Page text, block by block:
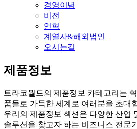
경영이념
비전
연혁
계열사&해외법인
오시는길
제품정보
트라코월드의 제품정보 카테고리는
품들로 가득한 세계로 여러분을 초대
우리의 제품정보 섹션은 다양한 산업
솔루션을 찾고자 하는 비즈니스 전문